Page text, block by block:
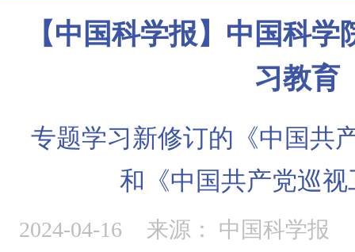
【中国科学报】中国科
习教育
专题学习新修订的《中国共
和《中国共产党巡
2024-04-16 来源： 中国科学报